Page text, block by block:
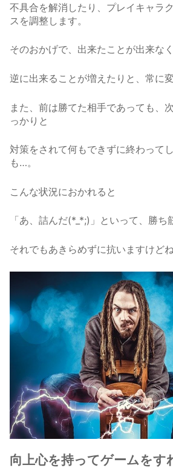
不具合を解消したり、プレイキャラ
スを調整します。
そのおかげで、出来たことが出来なく
逆に出来ることが増えたりと、常に変
また、前は勝てた相手であっても、
っかりと
対策をされて何もできずに終わって
も…。
こんな状況におかれると
「あ、詰んだ(*_*;)」といって、勝ち
それでもあきらめずに抗いますけどね
向上心を持ってゲームをす